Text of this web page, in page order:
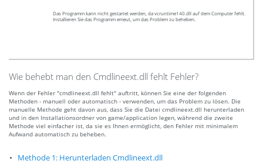
Das Programm kann nicht gestartet werden, da vcruntime140.dll auf dem Computer fehlt.
Installieren Sie das Programm emeut, um das Problem zu beheben.
Wie behebt man den Cmdlineext.dll fehlt Fehler?
Wenn der Fehler "cmdlineext.dll fehlt" auftritt, können Sie eine der folgenden
Methoden - manuell oder automatisch - verwenden, um das Problem zu lösen. Die
manuelle Methode geht davon aus, dass Sie die Datei cmdlineext.dll herunterladen
und in den Installationsordner von game/application legen, während die zweite
Methode viel einfacher ist, da sie es Ihnen ermöglicht, den Fehler mit minimalem
Aufwand automatisch zu beheben.
Methode 1: Herunterladen Cmdlineext.dll